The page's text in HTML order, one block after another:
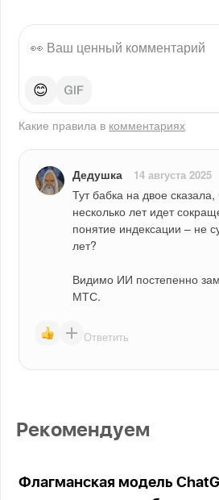
😊
Какие правила в комментариях
Дедушка 14 августа 2025
Тут бабка на двое
несколько лет идет
понятие индексации – не
лет?
Видимо ИИ постепенно
МТС.
Ответить
Рекомендуем
Флагманская модель